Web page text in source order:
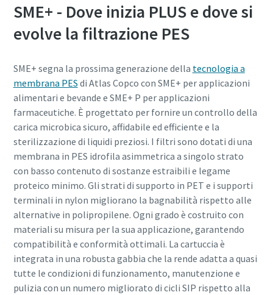
SME+ - Dove inizia PLUS e dove si
evolve la filtrazione PES
SME+ segna la prossima generazione della tecnologia a
membrana PES di Atlas Copco con SME+ per applicazioni
alimentari e bevande e SME+ P per applicazioni
farmaceutiche. È progettato per fornire un controllo della
carica microbica sicuro, affidabile ed efficiente e la
sterilizzazione di liquidi preziosi. I filtri sono dotati di una
membrana in PES idrofila asimmetrica a singolo strato
con basso contenuto di sostanze estraibili e legame
proteico minimo. Gli strati di supporto in PET e i supporti
terminali in nylon migliorano la bagnabilità rispetto alle
alternative in polipropilene. Ogni grado è costruito con
materiali su misura per la sua applicazione, garantendo
compatibilità e conformità ottimali. La cartuccia è
integrata in una robusta gabbia che la rende adatta a quasi
tutte le condizioni di funzionamento, manutenzione e
pulizia con un numero migliorato di cicli SIP rispetto alla